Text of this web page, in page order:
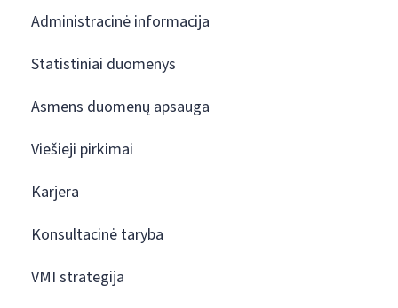
Administracinė informacija
Statistiniai duomenys
Asmens duomenų apsauga
Viešieji pirkimai
Karjera
Konsultacinė taryba
VMI strategija